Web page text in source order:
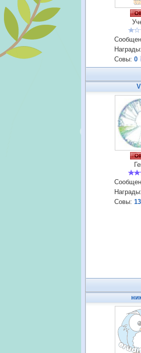
Награды:
Совы: 0
Награды:
Совы: 13